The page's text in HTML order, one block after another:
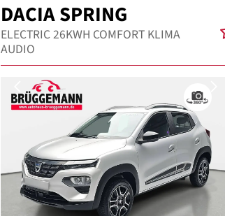
DACIA SPRING
ELECTRIC 26KWH COMFORT KLIMA
AUDIO
Previous